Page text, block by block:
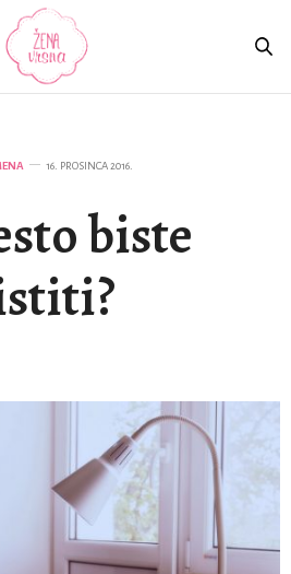
16. PROSINCA 2016.
biste